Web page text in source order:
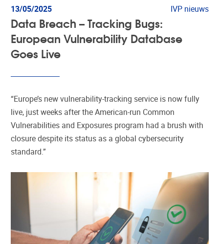
13/05/2025 IVP nieuws
Data Breach – Tracking Bugs:
European Vulnerability Database
Goes Live
“Europe’s new vulnerability-tracking service is now fully
live, just weeks after the American-run Common
Vulnerabilities and Exposures program had a brush with
closure despite its status as a global cybersecurity
standard.”